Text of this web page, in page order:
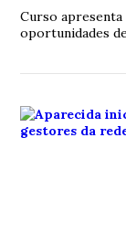
Curso
oportunidades